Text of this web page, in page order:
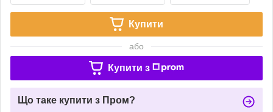
Купити
або
Купити з
Що таке купити з Пром?